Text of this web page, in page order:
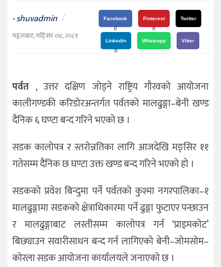
दर्शन
/
संस्कृति
राजनीति
-shuvadmin /
मङ्गलबार, मङि्सर ०४, २०८१
Facebook
0
Pinterest
0
Twitter
Linkedin
0
Whatsapp Viber
पर्वत , उत्तर दक्षिण जोड्ने राष्ट्रिय गौरवको आयोजना
कालीगण्डकी करिडोरअन्तर्गत पर्वतको मालढुङ्गा–बेनी खण्ड
दैनिक ६ घण्टा बन्द गरिने भएको छ ।
सडक कालोपत्र र स्तरोन्नतिका लागि आजदेखि मङ्सिर ११
गतेसम्म दैनिक छ घण्टा उक्त खण्ड बन्द गरिने भएको हो ।
सडकको प्रवेश बिन्दुमा पर्ने पर्वतको कुश्मा नगरपालिका–१
मालढुङ्गामा सडकको क्षेत्राधिकारमा पर्ने ढुङ्गा फुटाएर पन्छाउन
र मालढुङ्गाबाट लस्तीसम्म कालोपत्र गर्न ‘प्राइमकोट’
बिछ्याउन सवारीसाधन बन्द गर्न लागिएको बेनी–जोमसोम–
कोरला सडक आयोजना कार्यालयले जनाएको छ ।